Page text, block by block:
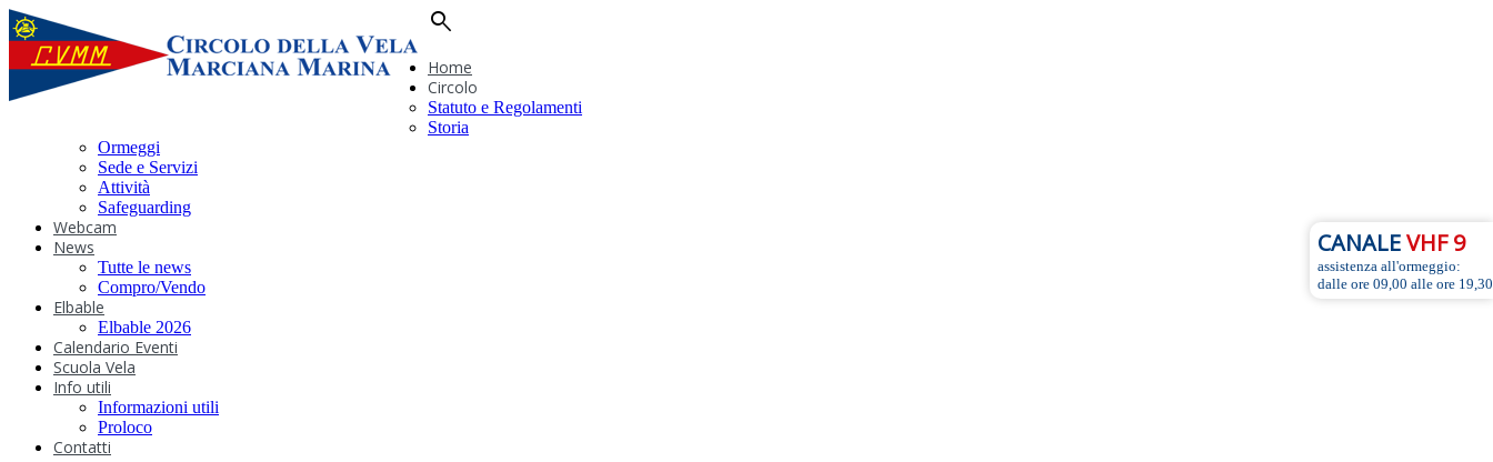
search
Home
Circolo
Statuto e Regolamenti
Storia
Ormeggi
Sede e Servizi
Attività
Safeguarding
Webcam
News
Tutte le news
Compro/Vendo
Elbable
Elbable 2026
Calendario Eventi
Scuola Vela
Info utili
Informazioni utili
Proloco
Contatti
CANALEVHF 9
assistenza all'ormeggio:
dalle ore 09,00 alle ore 19,30